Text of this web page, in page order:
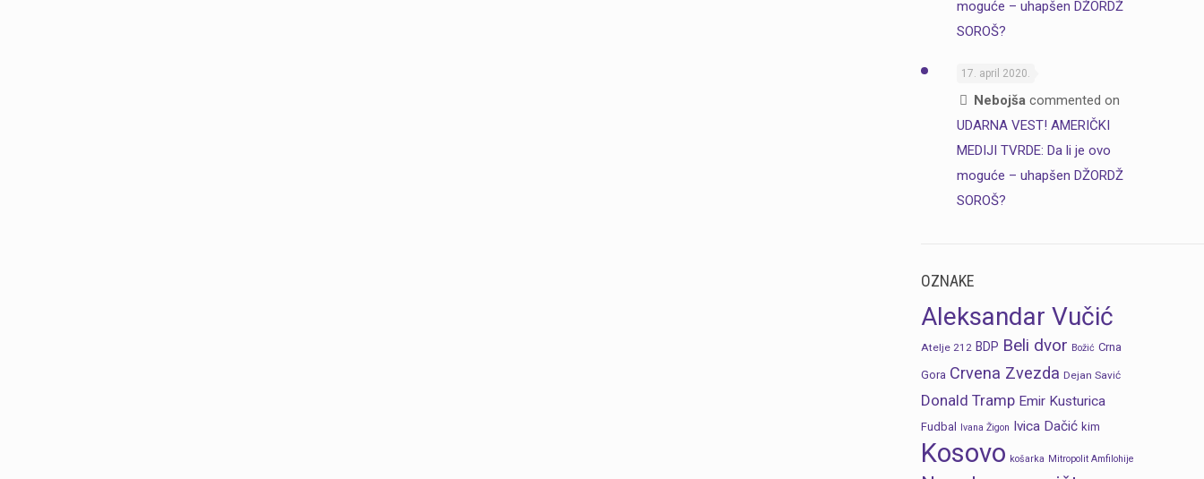
moguće – uhapšen DŽORDŽ
SOROŠ?
17. april 2020.
Nebojšacommented on
UDARNA VEST! AMERIČKI
MEDIJI TVRDE: Da li je ovo
moguće – uhapšen DŽORDŽ
SOROŠ?
OZNAKE
Aleksandar Vučić
Atelje 212 BDP Beli dvor Božić Crna
Gora Crvena Zvezda Dejan Savić
Donald Tramp Emir Kusturica
Fudbal Ivana Žigon Ivica Dačić kim
Kosovo košarka Mitropolit Amfilohije